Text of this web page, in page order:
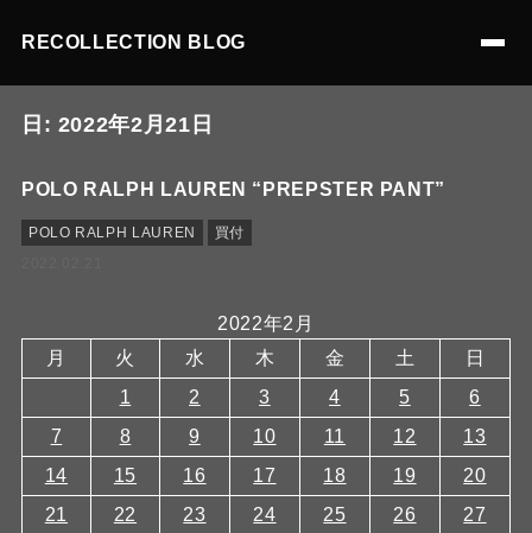
RECOLLECTION BLOG
日: 2022年2月21日
POLO RALPH LAUREN “PREPSTER PANT”
POLO RALPH LAUREN
買付
2022年2月
月
火 水 木 金 土
日
1
2 3 4 5
6
7
8 9 10 11 12
13
14
15 16 17 18 19
20
21
22 23 24 25 26
27